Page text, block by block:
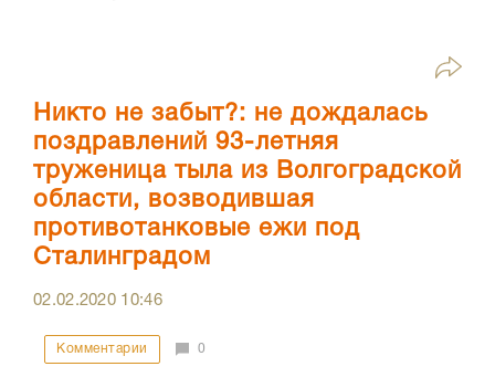
Никто не забыт?: не дождалась
поздравлений 93-летняя
труженица тыла из Волгоградской
области, возводившая
противотанковые ежи под
Сталинградом
02.02.2020 10:46
Комментарии 0